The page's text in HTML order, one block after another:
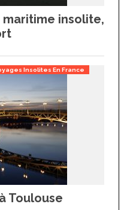
insolite,
Insolites En France
Toulouse